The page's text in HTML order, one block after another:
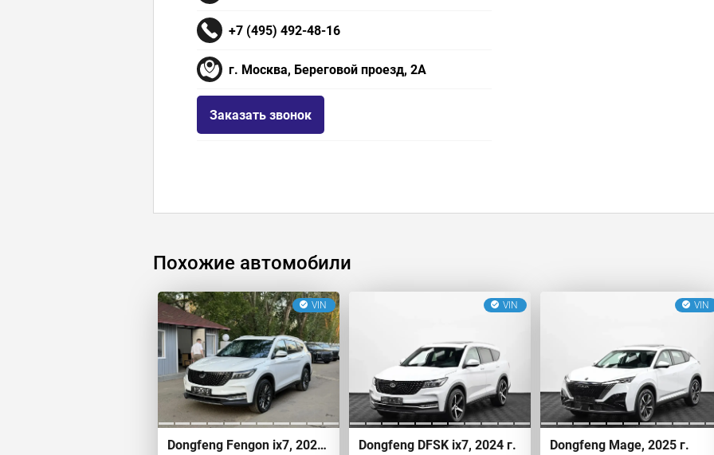
+7 (495) 492-48-16
г. Москва, Береговой проезд, 2А
Заказать звонок
Похожие автомобили
VIN
Dongfeng Fengon ix7, 2024 г.
VIN
Dongfeng DFSK ix7, 2024 г.
VIN
Dongfeng Mage, 2025 г.